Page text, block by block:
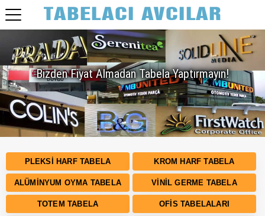
Bizden Fiyat Almadan Tabela Yaptırmayın!
PLEKSI HARF TABELA KROM HARF TABELA
ALÜMINYUM OYMA TABELA VINIL GERME TABELA
TOTEM TABELA OFIS TABELALARI